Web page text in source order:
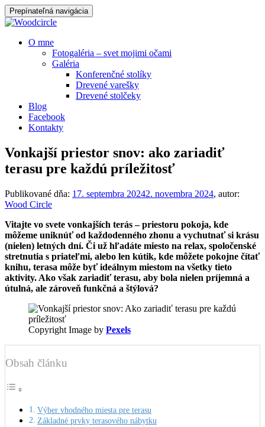
Prepínateľná navigácia
Prejsť
O mne
Fotogaléria – svet mojimi očami
Galéria
Konferenčné stolíky
Drevené varešky
Drevené stolčeky
Blog
Facebook
Kontakty
Vonkajší priestor snov: ako zariadiť
terasu pre každú príležitosť
Publikované dňa: 17. septembra 20242. novembra 2024, autor:
Wood Circle
Vitajte vo svete vonkajších terás – priestoru pokoja, kde
môžeme uniknúť od každodenného zhonu a vychutnať si krásu
(nielen) letných dní. Či už hľadáte miesto na relax, spoločenské
stretnutia s priateľmi, alebo len kútik, kde môžete pokojne čítať
knihu, terasa môže byť ideálnym miestom na všetky tieto
aktivity. Ako však zariadiť terasu, aby bola nielen príjemná a
útulná, ale zároveň funkčná a štýlová?
Copyright Image by Pexels
Obsah článku
Výber vhodného miesta pre terasu
Základné prvky terasového nábytku